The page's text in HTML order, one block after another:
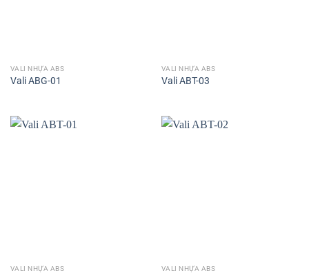
VALI NHỰA ABS
Vali ABG-01
VALI NHỰA ABS
Vali ABT-03
VALI NHỰA ABS VALI NHỰA ABS